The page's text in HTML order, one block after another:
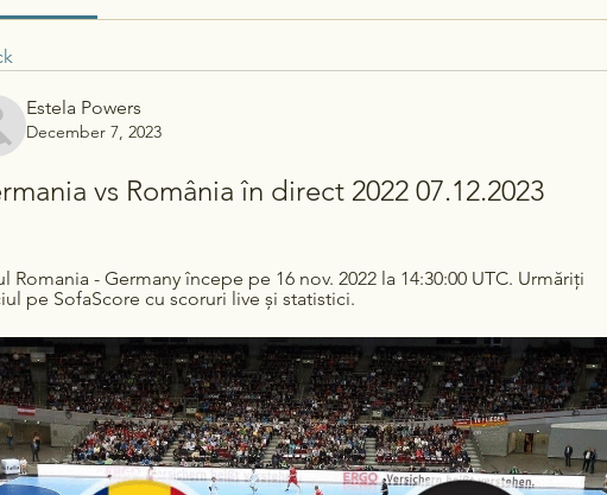
Estela Powers
December 7, 2023
vs România în direct 2022 07.12.2023
Romania - Germany începe pe 16 nov. 2022 la 14:30:00 UTC. Urmăriți
pe SofaScore cu scoruri live și statistici.